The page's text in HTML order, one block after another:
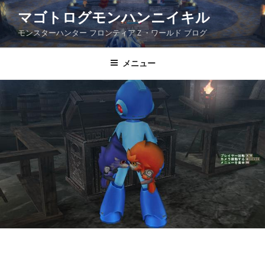
コ
ン
ン
キ
プ
マゴトログモンハンニイキル
モンスターハンター フロンティアＺ・ワールド ブログ
メニュー